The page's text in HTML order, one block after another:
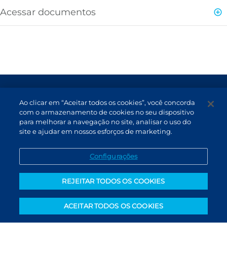
Acessar documentos
Atendimento
Canal de Denúncias
Ao clicar em “Aceitar todos os cookies”, você concorda
com o armazenamento de cookies no seu dispositivo
para melhorar a navegação no site, analisar o uso do
site e ajudar em nossos esforços de marketing.
Configurações
REJEITAR TODOS OS COOKIES
ACEITAR TODOS OS COOKIES